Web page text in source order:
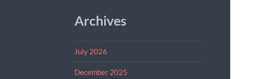
Archives
July 2026
December 2025